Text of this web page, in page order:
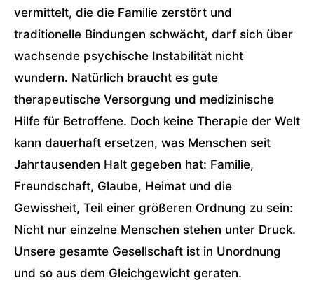
vermittelt, die die Familie zerstört und
traditionelle Bindungen schwächt, darf sich über
wachsende psychische Instabilität nicht
wundern. Natürlich braucht es gute
therapeutische Versorgung und medizinische
Hilfe für Betroffene. Doch keine Therapie der Welt
kann dauerhaft ersetzen, was Menschen seit
Jahrtausenden Halt gegeben hat: Familie,
Freundschaft, Glaube, Heimat und die
Gewissheit, Teil einer größeren Ordnung zu sein:
Nicht nur einzelne Menschen stehen unter Druck.
Unsere gesamte Gesellschaft ist in Unordnung
und so aus dem Gleichgewicht geraten.